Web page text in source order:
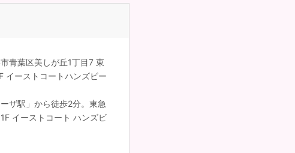
青葉区美しが丘1丁目7 東
イーストコートハンズビー
ザ駅」から徒歩2分。東急
イーストコート ハンズビ